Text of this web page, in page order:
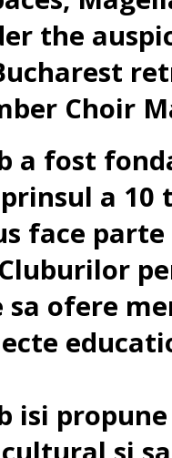
the
Choir
a fost
a 10
face
sa ofere
isi